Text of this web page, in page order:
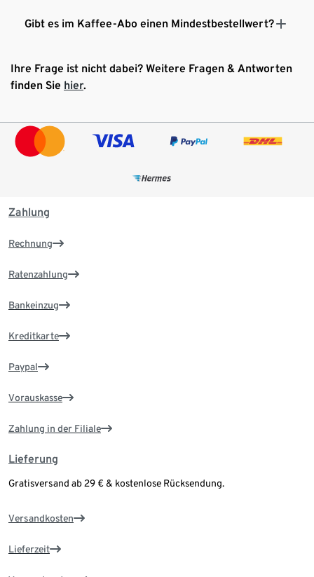
Gibt es im Kaffee-Abo einen Mindestbestellwert?
Ihre Frage ist nicht dabei? Weitere Fragen & Antworten
finden Sie hier.
Zahlung
Rechnung
Ratenzahlung
Bankeinzug
Kreditkarte
Paypal
Vorauskasse
Zahlung in der Filiale
Lieferung
Gratisversand ab 29 € & kostenlose Rücksendung.
Versandkosten
Lieferzeit